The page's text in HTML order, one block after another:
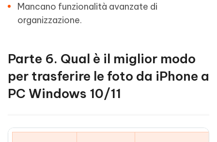
Mancano funzionalità avanzate di
organizzazione.
Parte 6. Qual è il miglior modo
per trasferire le foto da iPhone a
PC Windows 10/11